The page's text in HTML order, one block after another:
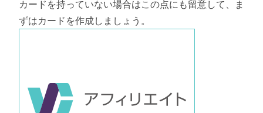
カードを持っていない場合はこの点にも留意して、ま
ずはカードを作成しましょう。